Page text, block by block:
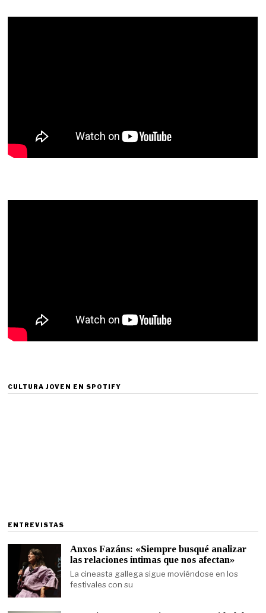
CULTURA JOVEN EN SPOTIFY
ENTREVISTAS
Anxos Fazáns: «Siempre busqué analizar
las relaciones íntimas que nos afectan»
La cineasta gallega sigue moviéndose en los
festivales con su